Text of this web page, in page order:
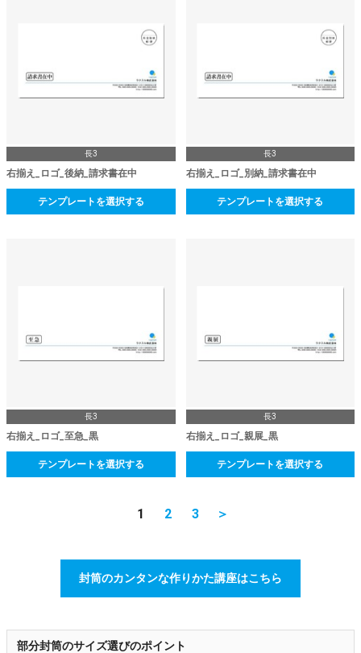
長3
右揃え_ロゴ_後納_請求書在中
テンプレートを選択する
長3
右揃え_ロゴ_別納_請求書在中
テンプレートを選択する
長3
右揃え_ロゴ_至急_黒
テンプレートを選択する
長3
右揃え_ロゴ_親展_黒
テンプレートを選択する
1 2 3 ＞
封筒のカンタンな作りかた講座はこちら
部分封筒のサイズ選びのポイント